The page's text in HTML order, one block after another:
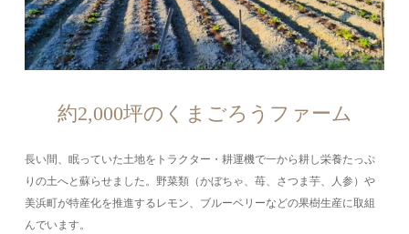
約2,000坪のくまごろうファーム
長い間、眠っていた土地をトラクター・耕運機で一から耕し栄養たっぷ
りの土へと蘇らせました。野菜類（かぼちゃ、苺、さつま芋、人参）や
美浜町が特産化を推進するレモン、ブルーベリーなどの果樹生産に取組
んでいます。